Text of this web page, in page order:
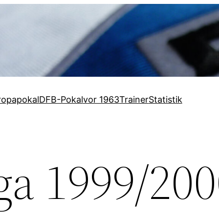
DFB-Pokalvor 1963TrainerStatistik
1999/